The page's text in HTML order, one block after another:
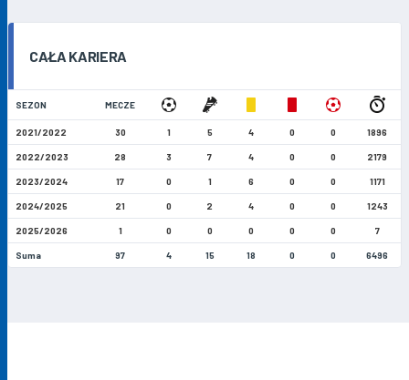
CAŁA KARIERA
SEZON MECZE
2021/2022 30 1 5 4 0 0 1896
2022/2023 28 3 7 4 0 0 2179
2023/2024 17 0 1 6 0 0 1171
2024/2025 21 0 2 4 0 0 1243
2025/2026 1 0 0 0 0 0 7
Suma 97 4 15 18 0 0 6496